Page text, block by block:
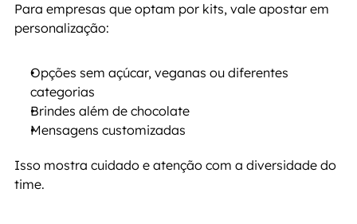
Para empresas que optam por kits, vale apostar em
personalização:
Opções sem açúcar, veganas ou diferentes
categorias
Brindes além de chocolate
Mensagens customizadas
Isso mostra cuidado e atenção com a diversidade do
time.